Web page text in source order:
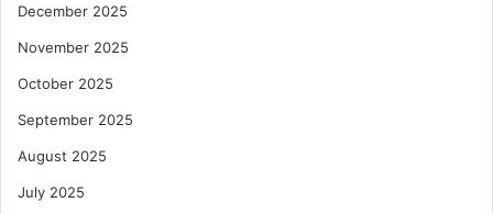
December 2025
November 2025
October 2025
September 2025
August 2025
July 2025